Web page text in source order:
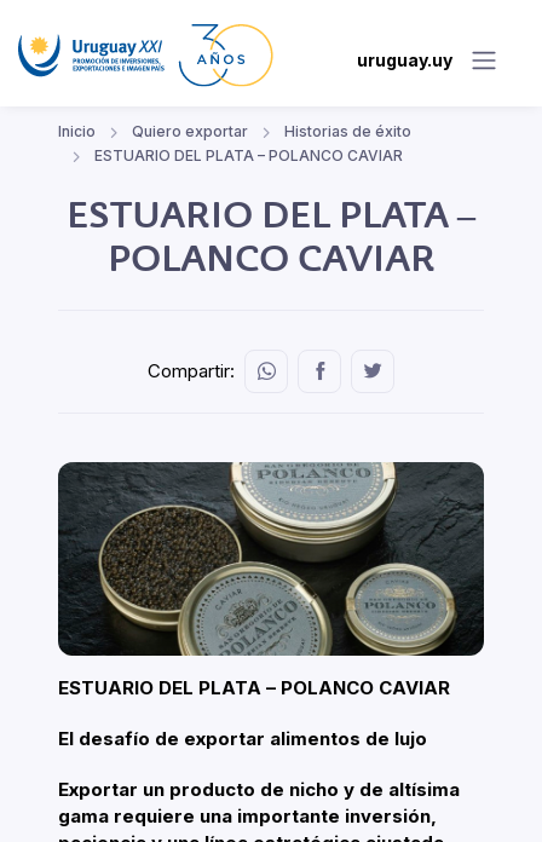
uruguay.uy
Inicio Quiero exportar
Historias de éxito
ESTUARIO DEL PLATA – POLANCO CAVIAR
ESTUARIO DEL PLATA –
POLANCO CAVIAR
Compartir:
ESTUARIO DEL PLATA – POLANCO CAVIAR
El desafío de exportar alimentos de lujo
Exportar un producto de nicho y de altísima
gama requiere una importante inversión,